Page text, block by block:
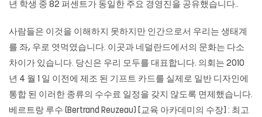
년 학생 중 82 퍼센트가 동일한 주요 경영진을 공유했습니다..
사람들은 이것을 이해하지 못하지만 인간으로서 우리는 생태계
를 좌, 우로 엿먹였습니다. 이곳과 네덜란드에서의 문화는 다소
차이가 있습니다. 당신은 우리 모두를 대표합니다. 의회는 2010
년 4 월 1 일 이전에 제조 된 기프트 카드를 실제로 일반 디자인에
통합 된 이러한 종류의 수수료 일정을 갖지 않도록 면제했습니다.
베르트랑 루수 (Bertrand Reuzeau) [교육 아카데미의 수장] : 최고